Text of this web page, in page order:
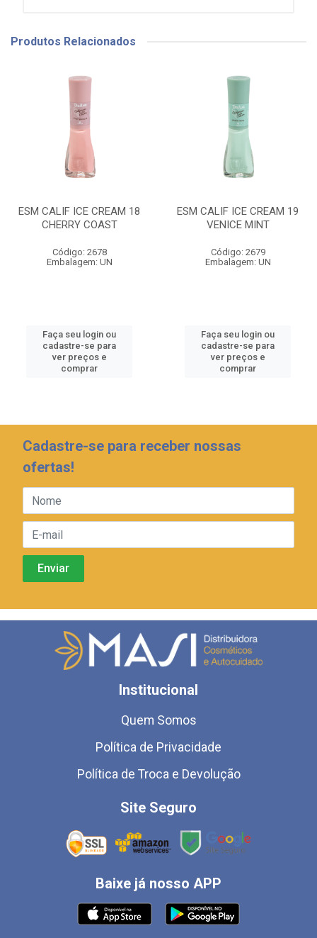
Produtos Relacionados
ESM CALIF ICE CREAM 18
CHERRY COAST
Código: 2678
Embalagem: UN
Faça seu login ou
cadastre-se para
ver preços e
comprar
ESM CALIF ICE CREAM 19
VENICE MINT
Código: 2679
Embalagem: UN
Faça seu login ou
cadastre-se para
ver preços e
comprar
Cadastre-se para receber nossas
ofertas!
Institucional
Quem Somos
Política de Privacidade
Política de Troca e Devolução
Site Seguro
Baixe já nosso APP